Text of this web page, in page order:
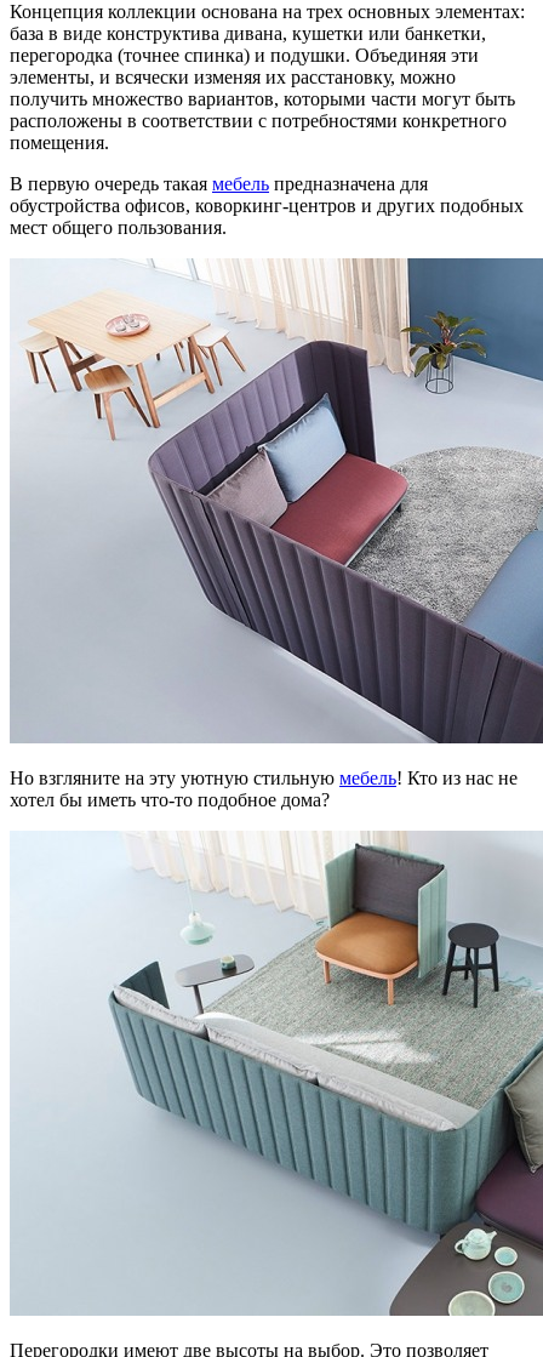
Концепция коллекции основана на трех основных элементах:
база в виде конструктива дивана, кушетки или банкетки,
перегородка (точнее спинка) и подушки. Объединяя эти
элементы, и всячески изменяя их расстановку, можно
получить множество вариантов, которыми части могут быть
расположены в соответствии с потребностями конкретного
помещения.
В первую очередь такая мебель предназначена для
обустройства офисов, коворкинг-центров и других подобных
мест общего пользования.
Но взгляните на эту уютную стильную мебель! Кто из нас не
хотел бы иметь что-то подобное дома?
Перегородки имеют две высоты на выбор. Это позволяет